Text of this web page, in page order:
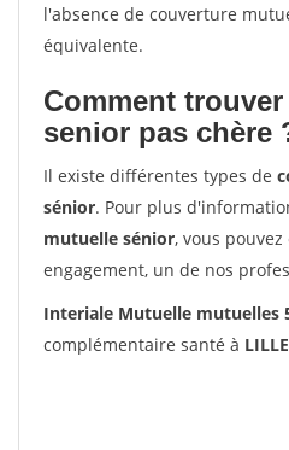
l'absence de couverture
équivalente.
Comment
senior pas chère
Il existe différentes types de
sénior. Pour plus
mutuelle sénior, vous
engagement, un de nos
Interiale Mutuelle mutuelles
complémentaire santé à LILLE